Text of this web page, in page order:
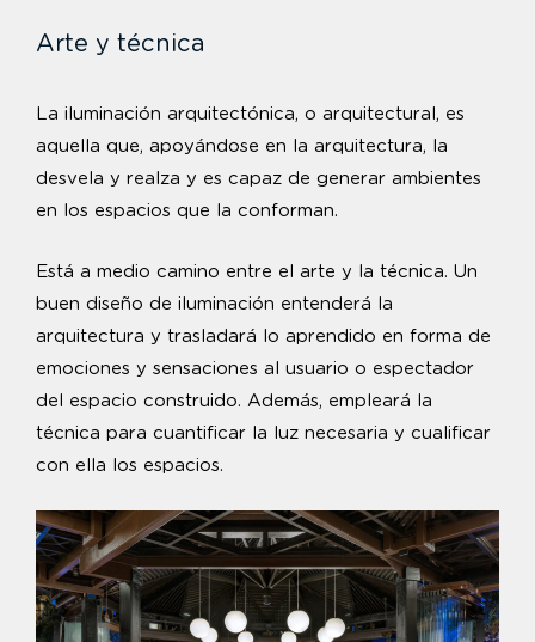
Arte y técnica
La iluminación arquitectónica, o arquitectural, es
aquella que, apoyándose en la arquitectura, la
desvela y realza y es capaz de generar ambientes
en los espacios que la conforman.
Está a medio camino entre el arte y la técnica. Un
buen diseño de iluminación entenderá la
arquitectura y trasladará lo aprendido en forma de
emociones y sensaciones al usuario o espectador
del espacio construido. Además, empleará la
técnica para cuantificar la luz necesaria y cualificar
con ella los espacios.